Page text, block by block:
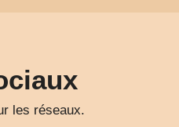
les réseaux.